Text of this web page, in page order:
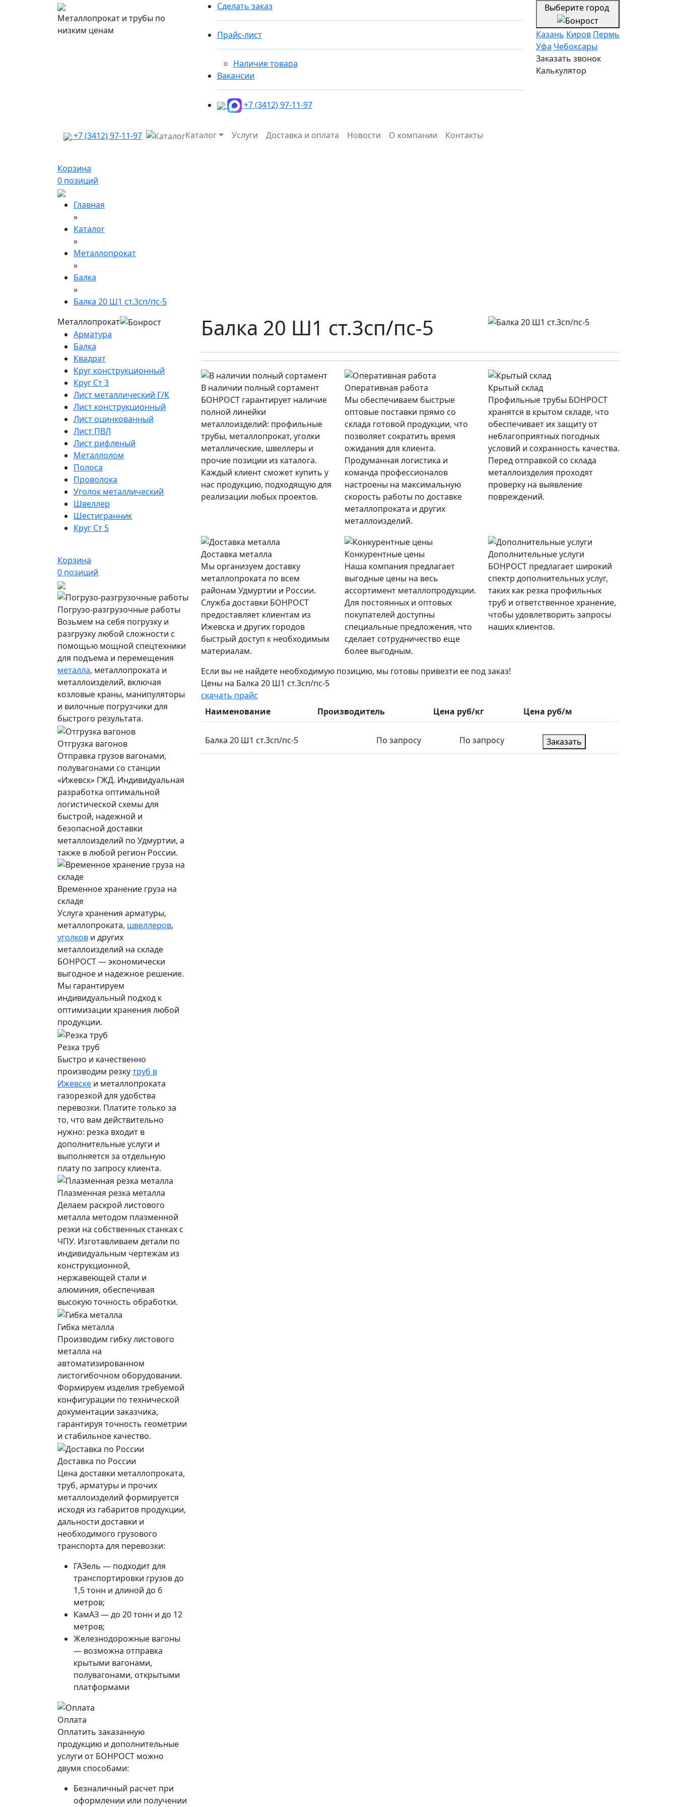
Металлопрокат и трубы по
низким ценам
Сделать заказ
Прайс-лист
Наличие товара
Вакансии
+7 (3412) 97-11-97
Выберите город
Казань Киров Пермь
Уфа Чебоксары
Заказать звонок
Калькулятор
+7 (3412) 97-11-97 Каталог Услуги Доставка и оплата Новости О компании Контакты
Корзина
0 позиций
Главная
»
Каталог
»
Металлопрокат
»
Балка
»
Балка 20 Ш1 ст.3сп/пс-5
Металлопрокат
Арматура
Балка
Квадрат
Круг конструкционный
Круг Ст 3
Лист металлический Г/К
Лист конструкционный
Лист оцинкованный
Лист ПВЛ
Лист рифленый
Металлолом
Полоса
Проволока
Уголок металлический
Швеллер
Шестигранник
Круг Ст 5
Корзина
0 позиций
Погрузо-разгрузочные работы
Возьмем на себя погрузку и
разгрузку любой сложности с
помощью мощной спецтехники
для подъема и перемещения
металла, металлопроката и
металлоизделий, включая
козловые краны, манипуляторы
и вилочные погрузчики для
быстрого результата.
Отгрузка вагонов
Отправка грузов вагонами,
полувагонами со станции
«Ижевск» ГЖД. Индивидуальная
разработка оптимальной
логистической схемы для
быстрой, надежной и
безопасной доставки
металлоизделий по Удмуртии, а
также в любой регион России.
Временное хранение груза на
складе
Услуга хранения арматуры,
металлопроката, швеллеров,
уголков и других
металлоизделий на складе
БОНРОСТ — экономически
выгодное и надежное решение.
Мы гарантируем
индивидуальный подход к
оптимизации хранения любой
продукции.
Резка труб
Быстро и качественно
производим резкутруб в
Ижевске и металлопроката
газорезкой для удобства
перевозки. Платите только за
то, что вам действительно
нужно: резка входит в
дополнительные услуги и
выполняется за отдельную
плату по запросу клиента.
Плазменная резка металла
Делаем раскрой листового
металла методом плазменной
резки на собственных станках с
ЧПУ. Изготавливаем детали по
индивидуальным чертежам из
конструкционной,
нержавеющей стали и
алюминия, обеспечивая
высокую точность обработки.
Гибка металла
Производим гибку листового
металла на
автоматизированном
листогибочном оборудовании.
Формируем изделия требуемой
конфигурации по технической
документации заказчика,
гарантируя точность геометрии
и стабильное качество.
Доставка по России
Цена доставки металлопроката,
труб, арматуры и прочих
металлоизделий формируется
исходя из габаритов продукции,
дальности доставки и
необходимого грузового
транспорта для перевозки:
ГАЗель — подходит для
транспортировки грузов до
1,5 тонн и длиной до 6
метров;
КамАЗ — до 20 тонн и до 12
метров;
Железнодорожные вагоны
— возможна отправка
крытыми вагонами,
полувагонами, открытыми
платформами
Оплата
Оплатить заказанную
продукцию и дополнительные
услуги от БОНРОСТ можно
двумя способами:
Безналичный расчет при
оформлении или получении
Балка 20 Ш1 ст.3сп/пс-5
В наличии полный сортамент
БОНРОСТ гарантирует наличие
полной линейки
металлоизделий: профильные
трубы, металлопрокат, уголки
металлические, швеллеры и
прочие позиции из каталога.
Каждый клиент сможет купить у
нас продукцию, подходящую для
реализации любых проектов.
Оперативная работа
Мы обеспечиваем быстрые
оптовые поставки прямо со
склада готовой продукции, что
позволяет сократить время
ожидания для клиента.
Продуманная логистика и
команда профессионалов
настроены на максимальную
скорость работы по доставке
металлопроката и других
металлоизделий.
Крытый склад
Профильные трубы БОНРОСТ
хранятся в крытом складе, что
обеспечивает их защиту от
неблагоприятных погодных
условий и сохранность качества.
Перед отправкой со склада
металлоизделия проходят
проверку на выявление
повреждений.
Доставка металла
Мы организуем доставку
металлопроката по всем
районам Удмуртии и России.
Служба доставки БОНРОСТ
предоставляет клиентам из
Ижевска и других городов
быстрый доступ к необходимым
материалам.
Конкурентные цены
Наша компания предлагает
выгодные цены на весь
ассортимент металлопродукции.
Для постоянных и оптовых
покупателей доступны
специальные предложения, что
сделает сотрудничество еще
более выгодным.
Дополнительные услуги
БОНРОСТ предлагает широкий
спектр дополнительных услуг,
таких как резка профильных
труб и ответственное хранение,
чтобы удовлетворить запросы
наших клиентов.
Если вы не найдете необходимую позицию, мы готовы привезти ее под заказ!
Цены на Балка 20 Ш1 ст.3сп/пс-5
скачать прайс
Наименование
Производитель Цена руб/кг Цена руб/м
Балка 20 Ш1 ст.3сп/пс-5 По запросу По запросу Заказать